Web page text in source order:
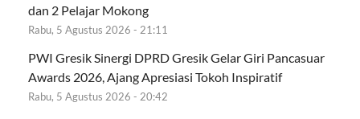
dan 2 Pelajar Mokong
Rabu, 5 Agustus 2026 - 21:11
PWI Gresik Sinergi DPRD Gresik Gelar Giri Pancasuar
Awards 2026, Ajang Apresiasi Tokoh Inspiratif
Rabu, 5 Agustus 2026 - 20:42